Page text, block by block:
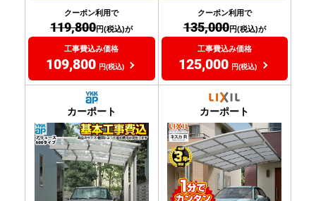
クーポン利用で
119,800円(税込)が
工事費込み価格
109,800 円(税込)
クーポン利用で
135,000円(税込)が
工事費込み価格
125,000 円(税込)
カーポート カーポート